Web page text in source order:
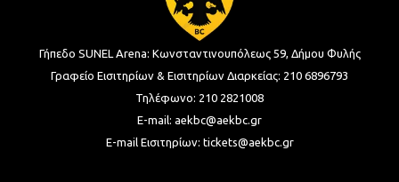
Γήπεδο SUNEL Arena: Κωνσταντινουπόλεως 59, Δήμου Φυλής
Γραφείο Εισιτηρίων & Εισιτηρίων Διαρκείας: 210 6896793
Τηλέφωνο: 210 2821008
E-mail: aekbc@aekbc.gr
E-mail Εισιτηρίων: tickets@aekbc.gr